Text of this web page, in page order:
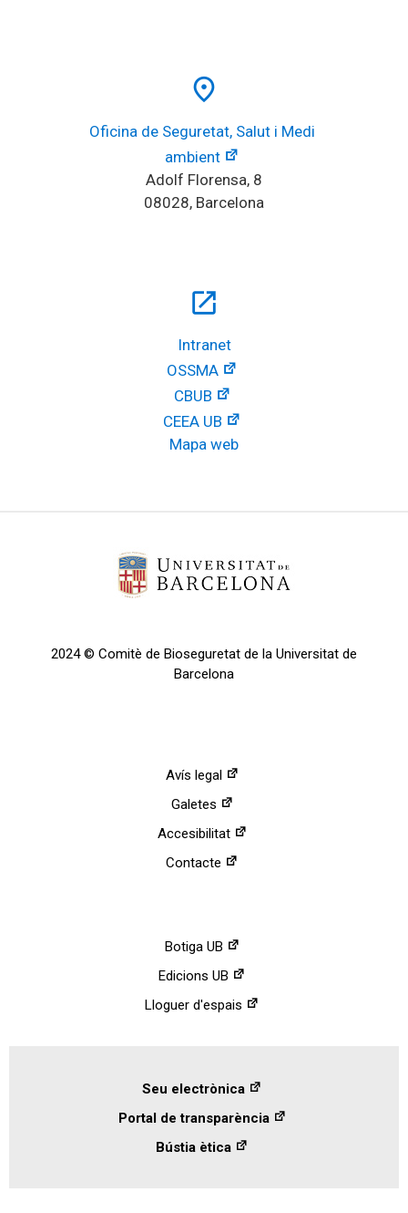
place
Oficina de Seguretat, Salut i Medi
ambient
Adolf Florensa, 8
08028, Barcelona
open_in_new
Intranet
OSSMA
CBUB
CEEA UB
Mapa web
2024 © Comitè de Bioseguretat de la Universitat de
Barcelona
Avís legal
Galetes
Accesibilitat
Contacte
Botiga UB
Edicions UB
Lloguer d'espais
Seu electrònica
Portal de transparència
Bústia ètica